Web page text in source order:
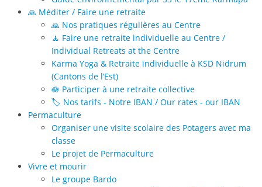
🙏 Méditer / Faire une retraite
🙏 Nos pratiques régulières au Centre
🧘 Faire une retraite individuelle au Centre /
Individual Retreats at the Centre
Karma Yoga & Retraite individuelle à KSD Nidrum
(Cantons de l’Est)
🪷 Participer à une retraite collective
🏷️ Nos tarifs - Notre IBAN / Our rates - our IBAN
Permaculture
Organiser une visite scolaire des Potagers avec ma
classe
Le projet de Permaculture
Vivre et mourir
Le groupe Bardo